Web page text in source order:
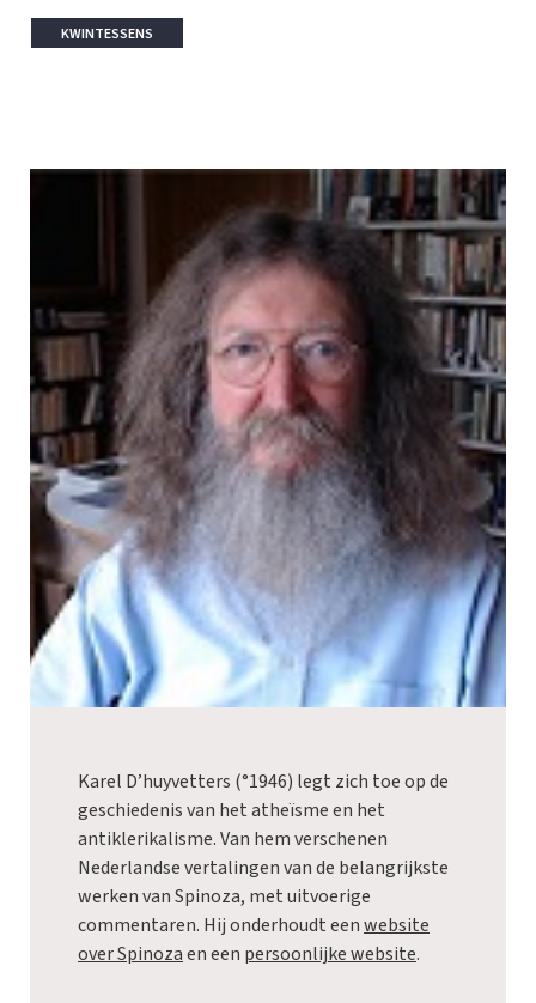
KWINTESSENS
Karel D’huyvetters (°1946) legt zich toe op de
geschiedenis van het atheïsme en het
antiklerikalisme. Van hem verschenen
Nederlandse vertalingen van de belangrijkste
werken van Spinoza, met uitvoerige
commentaren. Hij onderhoudt eenwebsite
over Spinozaen een persoonlijke website.